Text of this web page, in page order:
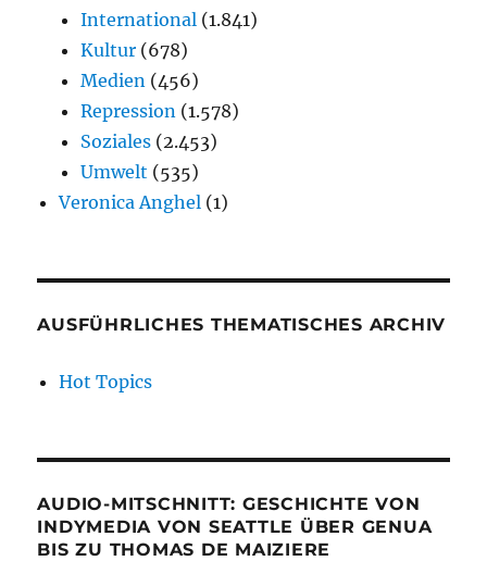
International (1.841)
Kultur (678)
Medien (456)
Repression (1.578)
Soziales (2.453)
Umwelt (535)
Veronica Anghel (1)
AUSFÜHRLICHES THEMATISCHES ARCHIV
Hot Topics
AUDIO-MITSCHNITT: GESCHICHTE VON
INDYMEDIA VON SEATTLE ÜBER GENUA
BIS ZU THOMAS DE MAIZIERE